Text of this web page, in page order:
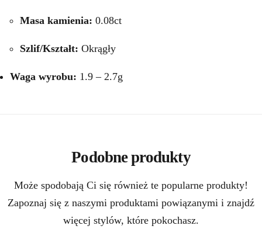
Masa kamienia: 0.08ct
Szlif/Kształt: Okrągły
Waga wyrobu: 1.9 – 2.7g
Podobne produkty
Może spodobają Ci się również te popularne produkty!
Zapoznaj się z naszymi produktami powiązanymi i znajdź
więcej stylów, które pokochasz.